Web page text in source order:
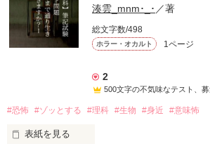
     やっぱ、そんなことあり得ないよね
湊雲_mnm･_･ ／著
総文字数/498
ホラー・オカルト 1ページ
2
500文字の不気味なテスト、
#恐怖 #ゾッとする #理科 #生物 #身近 #意味怖
表紙を見る